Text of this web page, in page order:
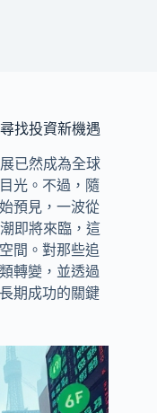
找投資新機遇
已然成為全球
光。不過，隨
預見，一波從
即將來臨，這
間。對那些追
轉變，並透過
期成功的關鍵